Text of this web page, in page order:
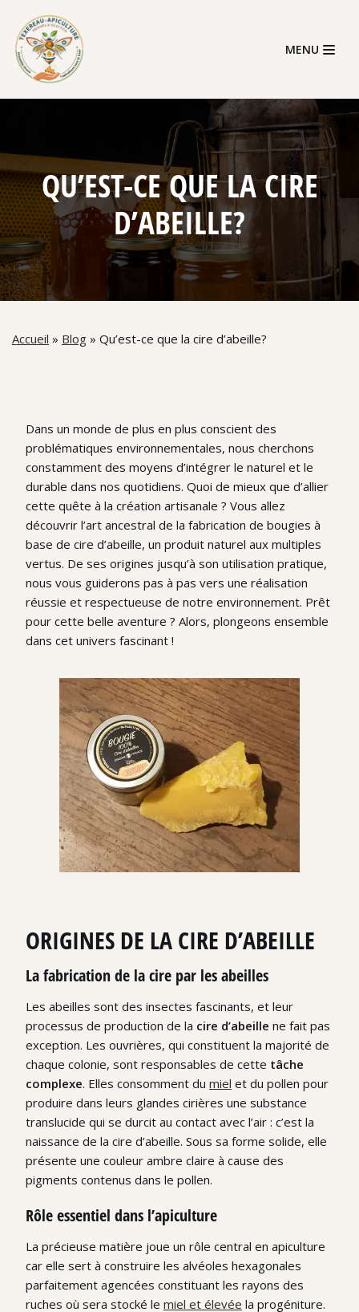
Skip
to
content
MENU
QU’EST-CE QUE LA CIRE
D’ABEILLE?
Accueil » Blog » Qu’est-ce que la cire d’abeille?
Dans un monde de plus en plus conscient des
problématiques environnementales, nous cherchons
constamment des moyens d’intégrer le naturel et le
durable dans nos quotidiens. Quoi de mieux que d’allier
cette quête à la création artisanale ? Vous allez
découvrir l’art ancestral de la fabrication de bougies à
base de cire d’abeille, un produit naturel aux multiples
vertus. De ses origines jusqu’à son utilisation pratique,
nous vous guiderons pas à pas vers une réalisation
réussie et respectueuse de notre environnement. Prêt
pour cette belle aventure ? Alors, plongeons ensemble
dans cet univers fascinant !
ORIGINES DE LA CIRE D’ABEILLE
La fabrication de la cire par les abeilles
Les abeilles sont des insectes fascinants, et leur
processus de production de la cire d’abeille ne fait pas
exception. Les ouvrières, qui constituent la majorité de
chaque colonie, sont responsables de cette tâche
complexe. Elles consomment du miel et du pollen pour
produire dans leurs glandes cirières une substance
translucide qui se durcit au contact avec l’air : c’est la
naissance de la cire d’abeille. Sous sa forme solide, elle
présente une couleur ambre claire à cause des
pigments contenus dans le pollen.
Rôle essentiel dans l’apiculture
La précieuse matière joue un rôle central en apiculture
car elle sert à construire les alvéoles hexagonales
parfaitement agencées constituant les rayons des
ruches où sera stocké le miel et élevée la progéniture.